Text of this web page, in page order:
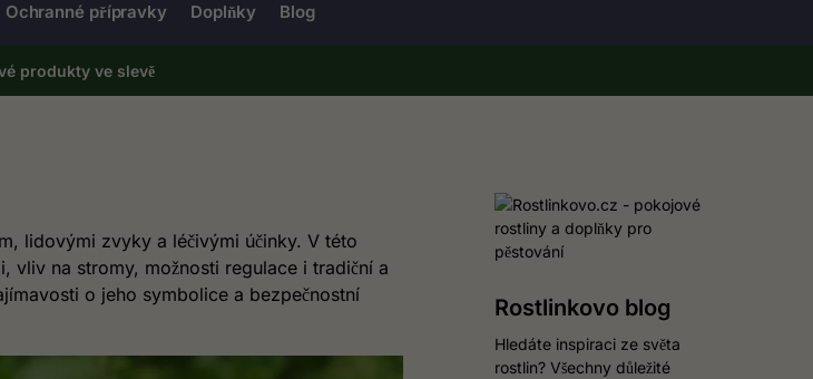
Ochranné přípravky Doplňky Blog
produkty ve slevě
lidovými zvyky a léčivými účinky. V této
vliv na stromy, možnosti regulace i tradiční a
o jeho symbolice a bezpečnostní
Rostlinkovo blog
Hledáte inspiraci ze světa
rostlin? Všechny důležité